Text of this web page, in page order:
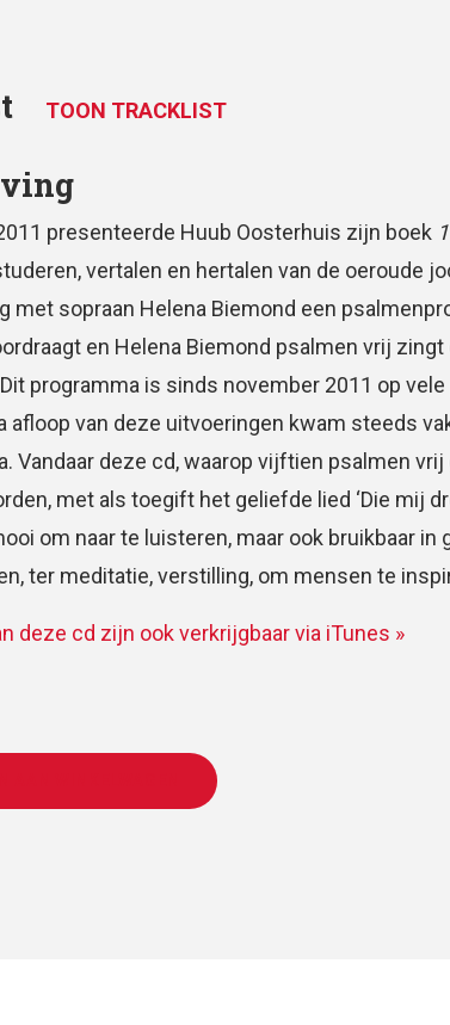
TOON TRACKLIST
presenteerde Huub Oosterhuis zijn boek
vertalen en hertalen van de oeroude
met sopraan Helena Biemond een
en Helena Biemond psalmen vrij
programma is sinds november 2011 op
afloop van deze uitvoeringen kwam steeds
Vandaar deze cd, waarop vijftien psalmen
met als toegift het geliefde lied ‘Die mij
om naar te luisteren, maar ook bruikbaar in
ter meditatie, verstilling, om mensen te
deze cd zijn ook verkrijgbaar via iTunes »